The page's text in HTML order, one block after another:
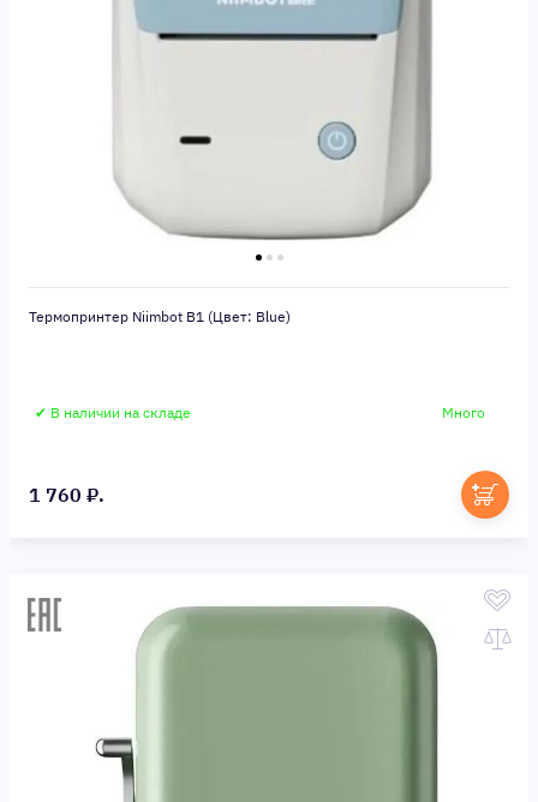
Термопринтер Niimbot B1 (Цвет: Blue)
✔ В наличии на складе Много
1 760 ₽.